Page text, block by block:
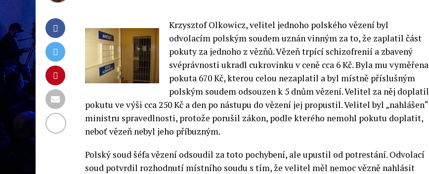
Krzysztof Olkowicz, velitel jednoho polského vězení byl
odvolacím polským soudem uznán vinným za to, že zaplatil část
pokuty za jednoho z vězňů. Vězeň trpící schizofrenií a zbavený
svéprávnosti ukradl cukrovinku v ceně cca 6 Kč. Byla mu vyměřena
pokuta 670 Kč, kterou celou nezaplatil a byl místně příslušným
polským soudem odsouzen k 5 dnům vězení. Velitel za něj doplatil
pokutu ve výši cca 250 Kč a den po nástupu do vězení jej propustil. Velitel byl „nahlášen“
ministru spravedlnosti, protože porušil zákon, podle kterého nemohl pokutu doplatit,
neboť vězeň nebyl jeho příbuzným.
Polský soud šéfa vězení odsoudil za toto pochybení, ale upustil od potrestání. Odvolací
soud potvrdil rozhodnutí místního soudu s tím, že velitel měl nemoc vězně nahlásit